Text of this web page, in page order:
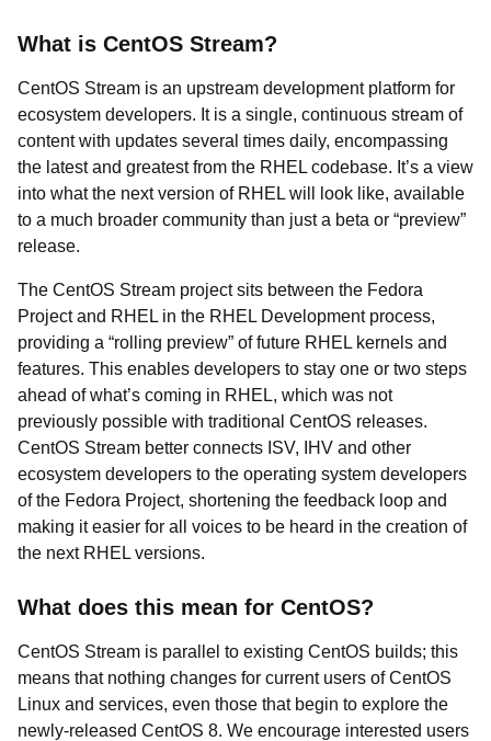
What is CentOS Stream?
CentOS Stream is an upstream development platform for
ecosystem developers. It is a single, continuous stream of
content with updates several times daily, encompassing
the latest and greatest from the RHEL codebase. It’s a view
into what the next version of RHEL will look like, available
to a much broader community than just a beta or “preview”
release.
The CentOS Stream project sits between the Fedora
Project and RHEL in the RHEL Development process,
providing a “rolling preview” of future RHEL kernels and
features. This enables developers to stay one or two steps
ahead of what’s coming in RHEL, which was not
previously possible with traditional CentOS releases.
CentOS Stream better connects ISV, IHV and other
ecosystem developers to the operating system developers
of the Fedora Project, shortening the feedback loop and
making it easier for all voices to be heard in the creation of
the next RHEL versions.
What does this mean for CentOS?
CentOS Stream is parallel to existing CentOS builds; this
means that nothing changes for current users of CentOS
Linux and services, even those that begin to explore the
newly-released CentOS 8. We encourage interested users